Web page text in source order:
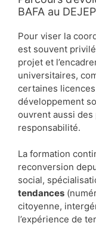
BAFA au
Pour viser la
est souvent
projet et
universitaires,
certaines
développement
ouvrent aussi
responsabilité.
La formation
reconversion
social,
tendances
citoyenne,
l’expérience de